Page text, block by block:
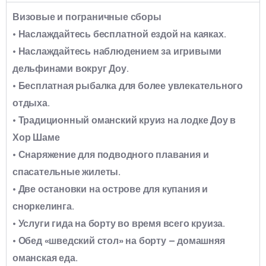
Визовые и пограничные сборы
• Наслаждайтесь бесплатной ездой на каяках.
• Наслаждайтесь наблюдением за игривыми
дельфинами вокруг Доу.
• Бесплатная рыбалка для более увлекательного
отдыха.
• Традиционный оманский круиз на лодке Доу в
Хор Шаме
• Снаряжение для подводного плавания и
спасательные жилеты.
• Две остановки на острове для купания и
сноркелинга.
• Услуги гида на борту во время всего круиза.
• Обед «шведский стол» на борту – домашняя
оманская еда.